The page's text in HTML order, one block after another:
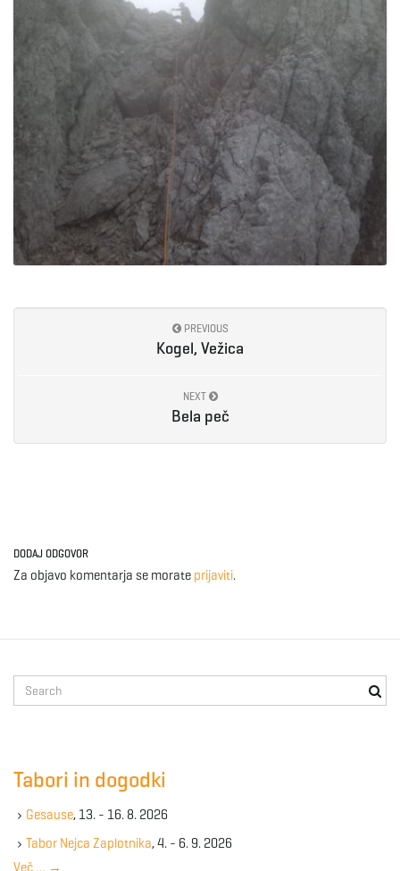
PREVIOUS
Kogel, Vežica
NEXT
Bela peč
DODAJ ODGOVOR
Za objavo komentarja se morate prijaviti.
e
e
y
w
Tabori in dogodki
Gesause, 13. - 16. 8. 2026
Tabor Nejca Zaplotnika, 4. - 6. 9. 2026
Več … →